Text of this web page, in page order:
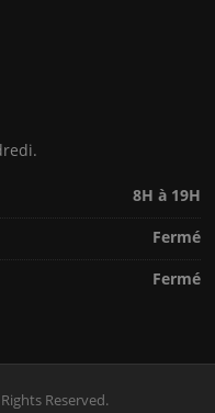
8H à 19H
Fermé
Fermé
Reserved.